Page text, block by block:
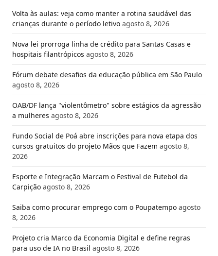
Volta às aulas: veja como manter a rotina saudável das
crianças durante o período letivo agosto 8, 2026
Nova lei prorroga linha de crédito para Santas Casas e
hospitais filantrópicos agosto 8, 2026
Fórum debate desafios da educação pública em São Paulo
agosto 8, 2026
OAB/DF lança "violentômetro" sobre estágios da agressão
a mulheres agosto 8, 2026
Fundo Social de Poá abre inscrições para nova etapa dos
cursos gratuitos do projeto Mãos que Fazem agosto 8,
2026
Esporte e Integração Marcam o Festival de Futebol da
Carpição agosto 8, 2026
Saiba como procurar emprego com o Poupatempo agosto
8, 2026
Projeto cria Marco da Economia Digital e define regras
para uso de IA no Brasil agosto 8, 2026